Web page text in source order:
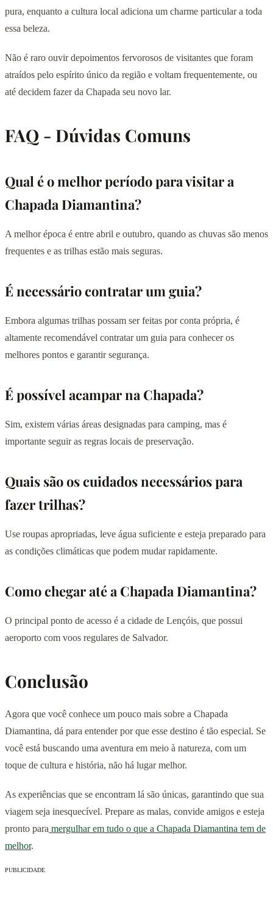
pura, enquanto a cultura local adiciona um charme particular a toda
essa beleza.
Não é raro ouvir depoimentos fervorosos de visitantes que foram
atraídos pelo espírito único da região e voltam frequentemente, ou
até decidem fazer da Chapada seu novo lar.
FAQ - Dúvidas Comuns
Qual é o melhor período para visitar a
Chapada Diamantina?
A melhor época é entre abril e outubro, quando as chuvas são menos
frequentes e as trilhas estão mais seguras.
É necessário contratar um guia?
Embora algumas trilhas possam ser feitas por conta própria, é
altamente recomendável contratar um guia para conhecer os
melhores pontos e garantir segurança.
É possível acampar na Chapada?
Sim, existem várias áreas designadas para camping, mas é
importante seguir as regras locais de preservação.
Quais são os cuidados necessários para
fazer trilhas?
Use roupas apropriadas, leve água suficiente e esteja preparado para
as condições climáticas que podem mudar rapidamente.
Como chegar até a Chapada Diamantina?
O principal ponto de acesso é a cidade de Lençóis, que possui
aeroporto com voos regulares de Salvador.
Conclusão
Agora que você conhece um pouco mais sobre a Chapada
Diamantina, dá para entender por que esse destino é tão especial. Se
você está buscando uma aventura em meio à natureza, com um
toque de cultura e história, não há lugar melhor.
As experiências que se encontram lá são únicas, garantindo que sua
viagem seja inesquecível. Prepare as malas, convide amigos e esteja
pronto para mergulhar em tudo o que a Chapada Diamantina tem de
melhor.
PUBLICIDADE